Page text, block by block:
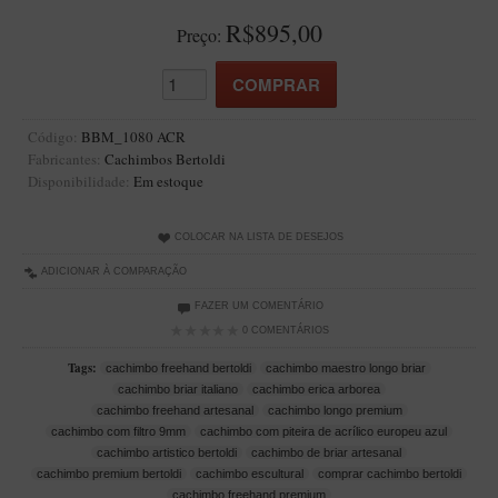
Suporte Botinha para 1 cachimbo
Suporte para 2 Cachimbos
Suporte Retangular
CACHIMBOS ARTESANAIS BRASILEIROS
Cachimbos com Anel
Elite
Elite Nº 2
Elite Polido
Preço: R$895,00
Código: BBM_1080 ACR
Fabricantes: Cachimbos Bertoldi
Disponibilidade: Em estoque
COLOCAR NA LISTA DE DESEJOS
ADICIONAR À COMPARAÇÃO
FAZER UM COMENTÁRIO
0 COMENTÁRIOS
Tags: cachimbo freehand bertoldi
cachimbo maestro longo briar
cachimbo briar italiano
cachimbo erica arborea
cachimbo freehand artesanal
cachimbo longo premium
cachimbo com filtro 9mm
cachimbo com piteira de acrílico europeu azul
cachimbo artistico bertoldi
cachimbo de briar artesanal
cachimbo premium bertoldi
cachimbo escultural
comprar cachimbo bertoldi
cachimbo freehand premium